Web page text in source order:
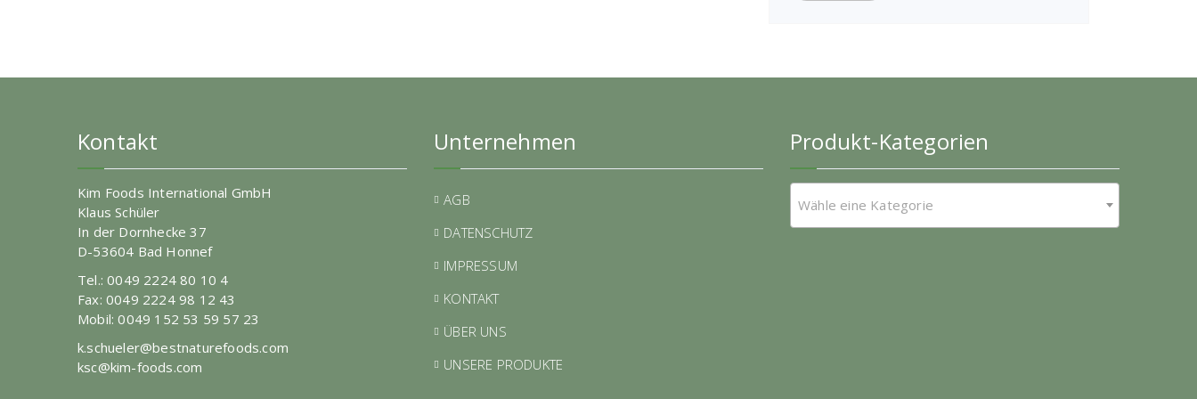
Kontakt
Kim Foods International GmbH
Klaus Schüler
In der Dornhecke 37
D-53604 Bad Honnef
Tel.: 0049 2224 80 10 4
Fax: 0049 2224 98 12 43
Mobil: 0049 152 53 59 57 23
k.schueler@bestnaturefoods.com
ksc@kim-foods.com
Unternehmen
AGB
DATENSCHUTZ
IMPRESSUM
KONTAKT
ÜBER UNS
UNSERE PRODUKTE
Produkt-Kategorien
Wähle eine Kategorie